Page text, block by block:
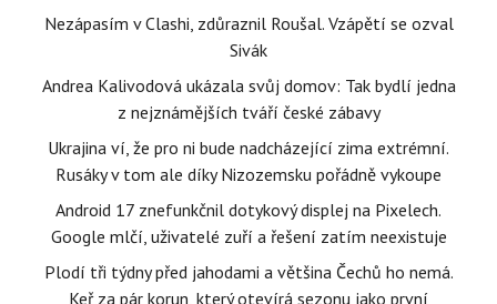
Nezápasím v Clashi, zdůraznil Roušal. Vzápětí se ozval
Sivák
Andrea Kalivodová ukázala svůj domov: Tak bydlí jedna
z nejznámějších tváří české zábavy
Ukrajina ví, že pro ni bude nadcházející zima extrémní.
Rusáky v tom ale díky Nizozemsku pořádně vykoupe
Android 17 znefunkčnil dotykový displej na Pixelech.
Google mlčí, uživatelé zuří a řešení zatím neexistuje
Plodí tři týdny před jahodami a většina Čechů ho nemá.
Keř za pár korun, který otevírá sezonu jako první